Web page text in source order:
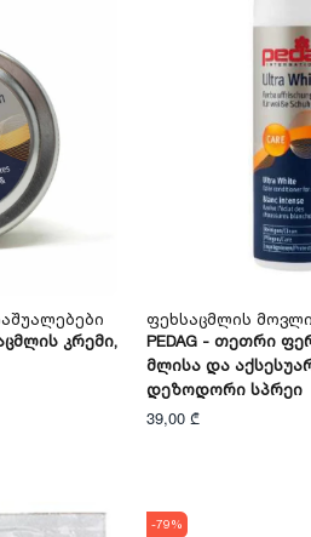
Კრემი,
Ფეხსაცმლის
PEDAG - Თეთრი
Მლისა Და
Დეზოდორი Სპრეი
39,00 ₾
-79%